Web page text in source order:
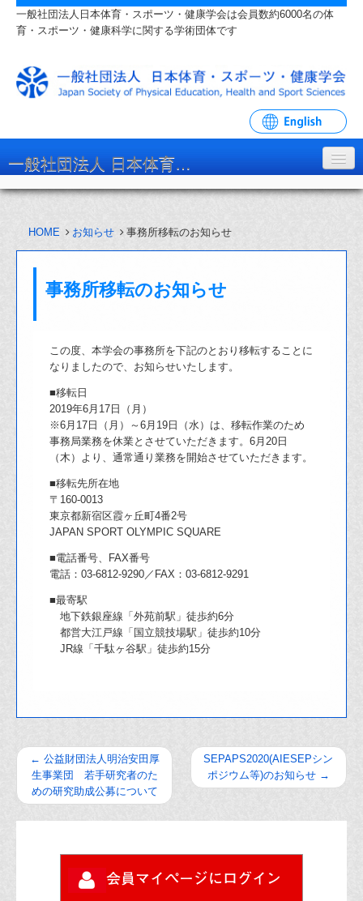
一般社団法人日本体育・スポーツ・健康学会は会員数約6000名の体
育・スポーツ・健康科学に関する学術団体です
一般社団法人 日本体育・スポーツ・健康学会
入会・各種手続
学会大会・研究会
HOME お知らせ 事務所移転のお知らせ
事務所移転のお知らせ
この度、本学会の事務所を下記のとおり移転することに
なりましたので、お知らせいたします。
■移転日
2019年6月17日（月）
※6月17日（月）～6月19日（水）は、移転作業のため
事務局業務を休業とさせていただきます。6月20日
（木）より、通常通り業務を開始させていただきます。
■移転先所在地
〒160-0013
東京都新宿区霞ヶ丘町4番2号
JAPAN SPORT OLYMPIC SQUARE
■電話番号、FAX番号
電話：03-6812-9290／FAX：03-6812-9291
■最寄駅
地下鉄銀座線「外苑前駅」徒歩約6分
都営大江戸線「国立競技場駅」徒歩約10分
JR線「千駄ヶ谷駅」徒歩約15分
← 公益財団法人明治安田厚
生事業団 若手研究者のた
めの研究助成公募について
SEPAPS2020(AIESEPシン
ポジウム等)のお知らせ →